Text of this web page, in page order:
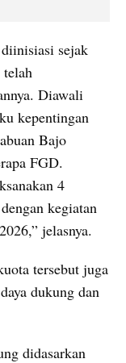
sejak
telah
Diawali
kepentingan
Bajo
FGD.
4
kegiatan
jelasnya.
tersebut juga
dukung dan
didasarkan